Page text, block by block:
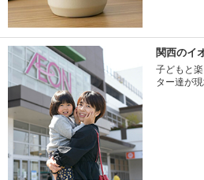
関西のイ
子どもと
ター達が